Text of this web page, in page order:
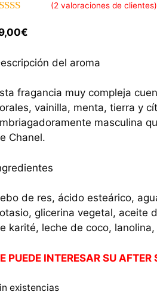
(2 valoraciones de clientes)
€
del aroma
fragancia muy compleja
vainilla, menta, tierra y
masculina
Chanel.
de res, ácido esteárico,
glicerina vegetal, aceite
karité, leche de coco,
PUEDE INTERESAR SU
existencias